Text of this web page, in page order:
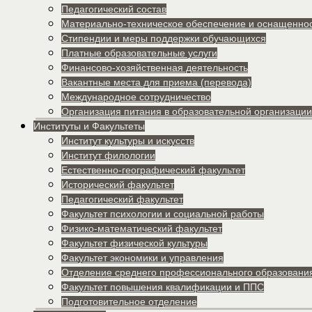
Педагогический состав
Материально-техническое обеспечение и
Стипендии и меры поддержки обучающихся
Платные образовательные услуги
Финансово-хозяйственная деятельность
Вакантные места для приема (перевода)
Международное сотрудничество
Организация питания в образовательной организации
Институты и Факультеты
Институт культуры и искусств
Институт филологии
Естественно-географический факультет
Исторический факультет
Педагогический факультет
Факультет психологии и социальной работы
Физико-математический факультет
Факультет физической культуры
Факультет экономики и управления
Отделение среднего профессионального
Факультет повышения квалификации и ППС
Подготовительное отделение